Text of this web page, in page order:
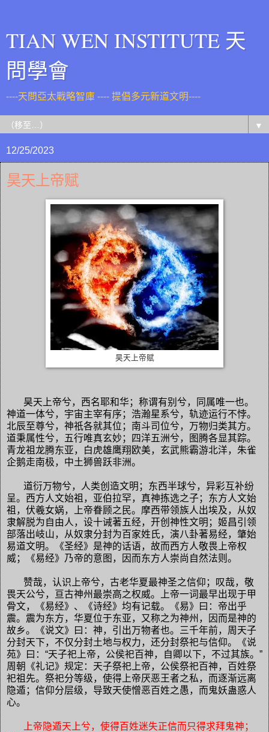
TIAN WEN INSTITUTE 天
問學會
----天問亞太戰略智庫 ---- 提倡多元新道文明----
▼
12/25/2023
昊天上帝赋
昊天上帝赋
昊天上帝兮，西名耶和华；称谓有别兮，同属唯一也。
神道一体兮，宇宙主宰有序；浩瀚星系兮，轨迹运行不悖。
北辰至尊兮，神祇各就其位；南斗司位兮，万物归类其方。
道秉属性兮，五行唯真玄妙；四洋五洲兮，图腾各显其踪。
青龙祖龙腾东亚，白虎雄鹰翔欧美，玄武熊霸游北洋，朱雀
企鹅走南极，中土狮兽跃非洲。
道衍万物兮，人类创造文明；东西半球兮，异彩互补纷
呈。西方人文始祖，亚伯拉罕，真神拣选之子；东方人文始
祖，伏羲女娲，上帝眷顾之民。摩西带领族人出埃及，从奴
隶解脱为自由人，设十诫著五经，开创神性文明；姬昌引领
部落出岐山，从奴隶分封为百家姓氏，演八卦著易经，肇始
易道文明。《圣经》是神的话语，故而西方人敬畏上帝权
威；《易经》乃帝的意图，因而东方人崇尚自然法则。
赞哉，认识上帝兮，古老华夏最神圣之信仰；叹哉，敬
畏天公兮，亘古神州最崇高之权威。上帝一词最早出现于甲
骨文，《易经》、《诗经》均有记载。《易》曰：帝出乎
震。震为东方，华夏位于东亚，又称之为神州，因而是神的
故乡。《说文》曰：神，引出万物者也。三千年前，周天子
分封天下，不仅分封土地与权力，还分封祭祀与信仰。《说
苑》曰：“天子祀上帝，公侯祀百神，自卿以下，不过其族。”
周朝《礼记》规定：天子祭祀上帝，公侯祭祀百神，百姓祭
祀祖先。祭祀分等级，使得上帝厌恶王者之私，而逐渐远离
隐遁；信仰分层级，导致天使憎恶百姓之愚，而鬼妖蛊惑人
心。
上帝隐遁天上兮，使得百姓迷失正信而只得求拜鬼神；